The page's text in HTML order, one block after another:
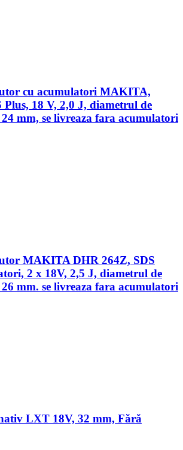
cu acumulatori MAKITA,
Plus, 18 V, 2,0 J, diametrul de
mm, se livreaza fara acumulatori
MAKITA DHR 264Z, SDS
2 x 18V, 2,5 J, diametrul de
mm. se livreaza fara acumulatori
LXT 18V, 32 mm, Fără